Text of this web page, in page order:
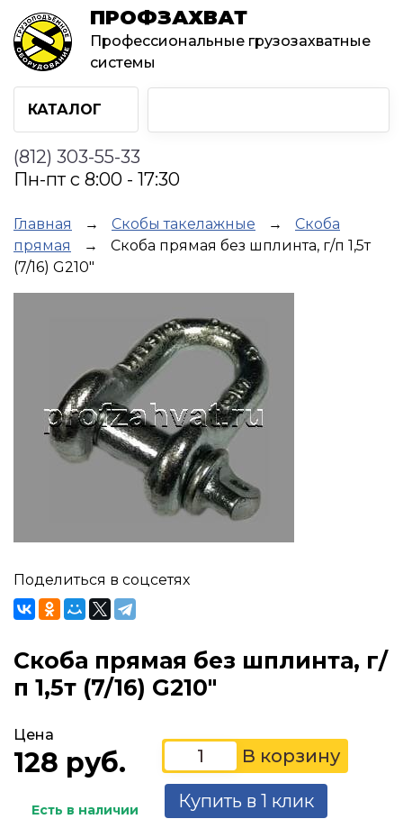
Перейти
основному
содержанию
ПРОФЗАХВАТ
Профессиональные грузозахватные
системы
КАТАЛОГ
(812) 303-55-33
Пн-пт с 8:00 - 17:30
Строка
навигации
Главная Скобы такелажные
Скоба
прямая
Скоба прямая без шплинта, г/п 1,5т
(7/16) G210"
Поделиться в соцсетях
Скоба прямая без шплинта, г/
п 1,5т (7/16) G210"
Цена
128 руб.
Купить в 1 клик
Есть в наличии